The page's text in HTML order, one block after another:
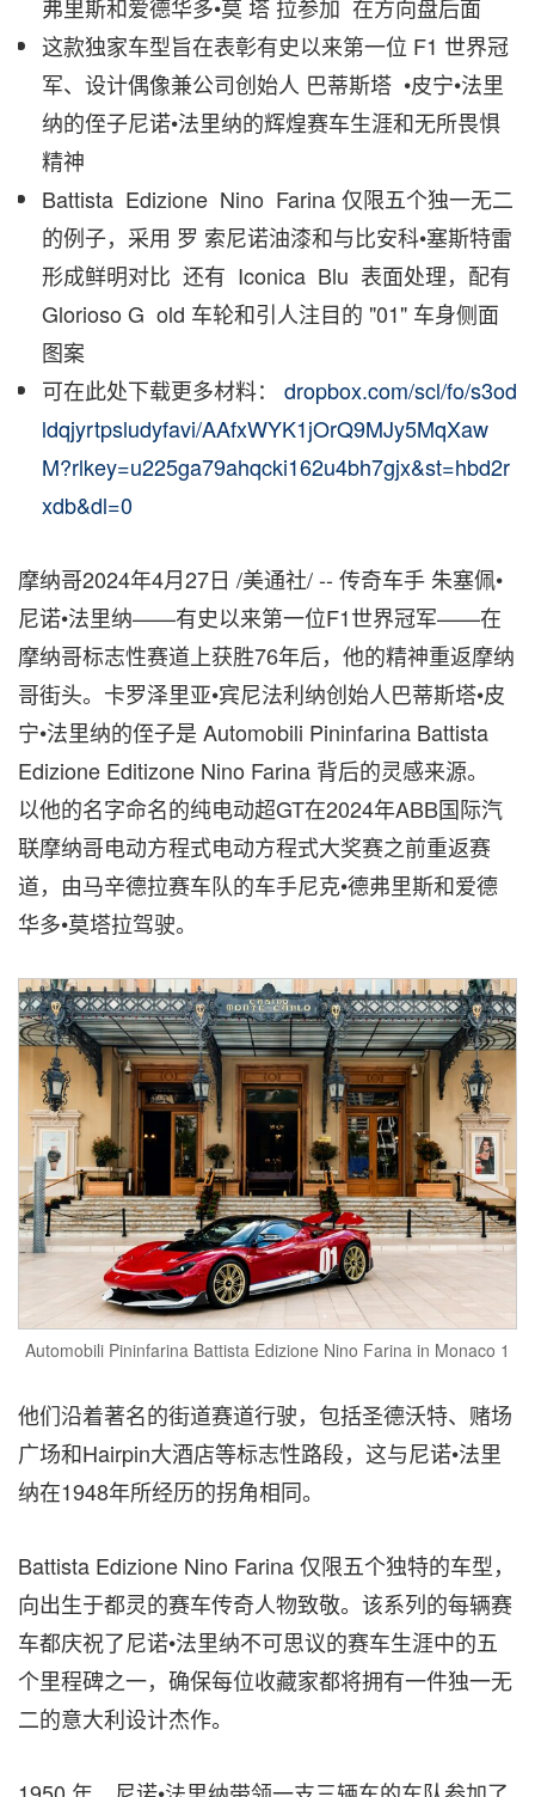
弗里斯和爱德华多•莫 塔 拉参加 在方向盘后面
这款独家车型旨在表彰有史以来第一位 F1 世界冠
军、设计偶像兼公司创始人 巴蒂斯塔 •皮宁•法里
纳的侄子尼诺•法里纳的辉煌赛车生涯和无所畏惧
精神
Battista Edizione Nino Farina 仅限五个独一无二
的例子，采用 罗 索尼诺油漆和与比安科•塞斯特雷
形成鲜明对比 还有 Iconica Blu 表面处理，配有
Glorioso G old 车轮和引人注目的 "01" 车身侧面
图案
可在此处下载更多材料： dropbox.com/scl/fo/s3od
ldqjyrtpsludyfavi/AAfxWYK1jOrQ9MJy5MqXaw
M?rlkey=u225ga79ahqcki162u4bh7gjx&st=hbd2r
xdb&dl=0
摩纳哥2024年4月27日 /美通社/ -- 传奇车手 朱塞佩•
尼诺•法里纳——有史以来第一位F1世界冠军——在
摩纳哥标志性赛道上获胜76年后，他的精神重返摩纳
哥街头。卡罗泽里亚•宾尼法利纳创始人巴蒂斯塔•皮
宁•法里纳的侄子是 Automobili Pininfarina Battista
Edizione Editizone Nino Farina 背后的灵感来源。
以他的名字命名的纯电动超GT在2024年ABB国际汽
联摩纳哥电动方程式电动方程式大奖赛之前重返赛
道，由马辛德拉赛车队的车手尼克•德弗里斯和爱德
华多•莫塔拉驾驶。
Automobili Pininfarina Battista Edizione Nino Farina in Monaco 1
他们沿着著名的街道赛道行驶，包括圣德沃特、赌场
广场和Hairpin大酒店等标志性路段，这与尼诺•法里
纳在1948年所经历的拐角相同。
Battista Edizione Nino Farina 仅限五个独特的车型，
向出生于都灵的赛车传奇人物致敬。该系列的每辆赛
车都庆祝了尼诺•法里纳不可思议的赛车生涯中的五
个里程碑之一，确保每位收藏家都将拥有一件独一无
二的意大利设计杰作。